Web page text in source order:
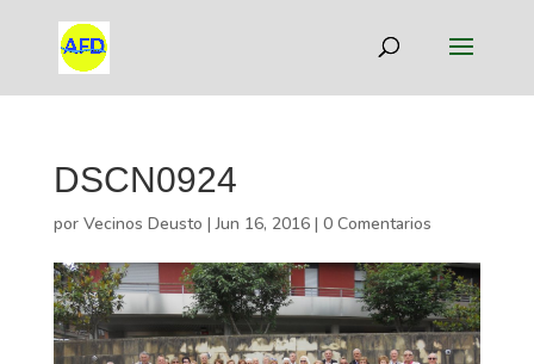
DSCN0924
por Vecinos Deusto |Jun 16, 2016| 0 Comentarios